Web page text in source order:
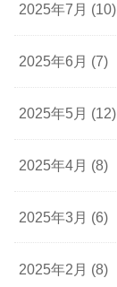
2025年7月 (10)
2025年6月 (7)
2025年5月 (12)
2025年4月 (8)
2025年3月 (6)
2025年2月 (8)